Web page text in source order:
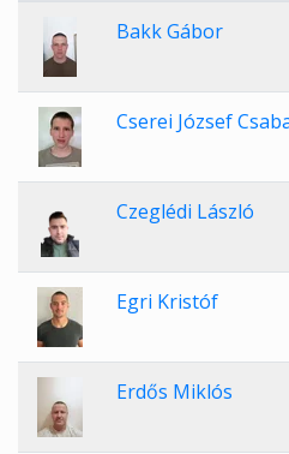
Bakk Gábor
Cserei József
Czeglédi László
Egri Kristóf
Erdős Miklós